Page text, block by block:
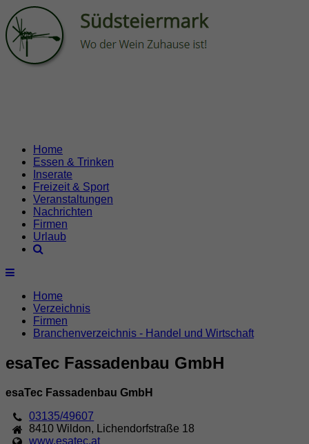
Home
Essen & Trinken
Inserate
Freizeit & Sport
Veranstaltungen
Nachrichten
Firmen
Urlaub
Home
Verzeichnis
Firmen
Branchenverzeichnis - Handel und Wirtschaft
esaTec Fassadenbau GmbH
esaTec Fassadenbau GmbH
03135/49607
8410 Wildon,
Lichendorfstraße 18
www.esatec.at